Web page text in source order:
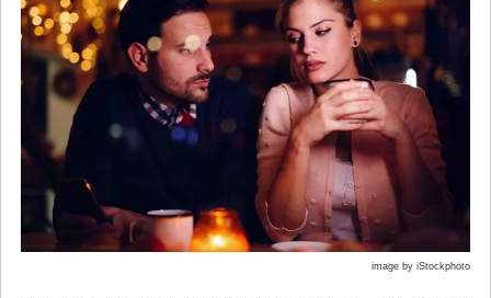
image by iStockphoto